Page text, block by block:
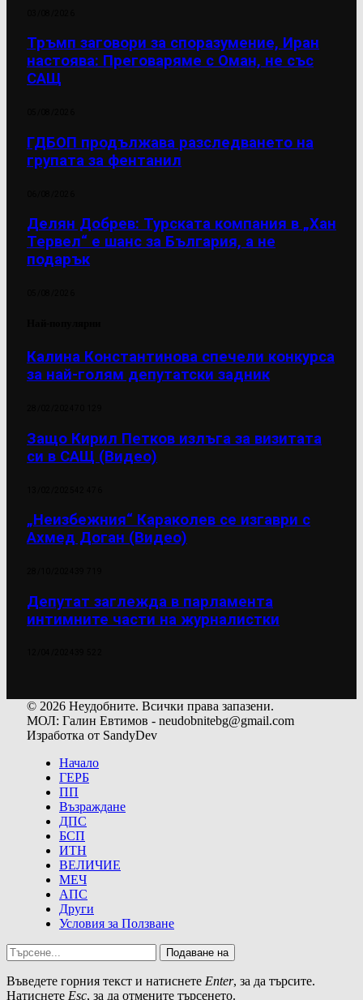
Тръмп заговори за споразумение, Иран
настоява: Преговаряме с Оман, не със
САЩ
ГДБОП продължава разследването на
групата за фентанил
Делян Добрев: Турската компания в „Хан
Тервел“ е шанс за България, а не
подарък
Калина Константинова спечели конкурса
за най-голям депутатски задник
Защо Кирил Петков излъга за визитата
си в САЩ (Видео)
„Неизбежния“ Караколев се изгаври с
Ахмед Доган (Видео)
Депутат заглежда в парламента
интимните части на журналистки
© 2026 Неудобните. Всички права запазени.
МОЛ: Галин Евтимов - neudobnitebg@gmail.com
Изработка от SandyDev
Начало
ГЕРБ
ПП
Възраждане
ДПС
БСП
ИТН
ВЕЛИЧИЕ
МЕЧ
АПС
Други
Условия за Ползване
Подаване на
Въведете горния текст и натиснете Enter, за да търсите.
Натиснете Esc, за да отмените търсенето.